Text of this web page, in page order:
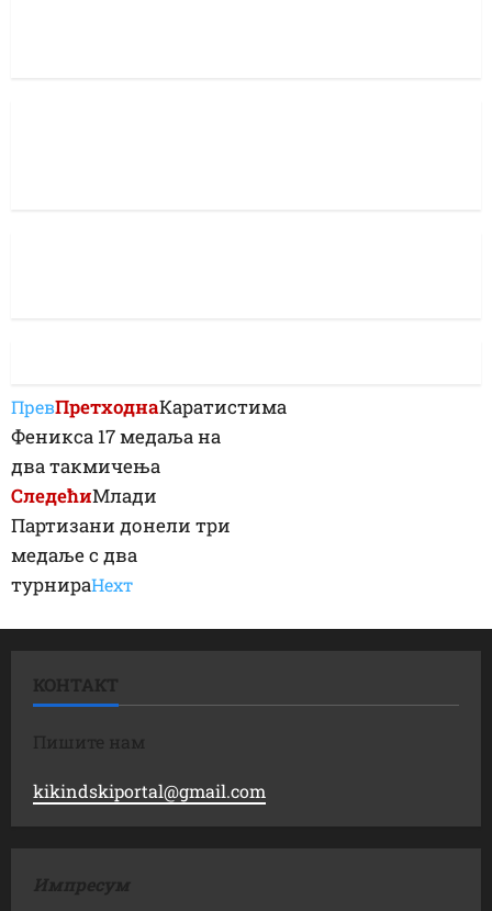
ПревПретходнаКаратистима
Феникса 17 медаља на
два такмичења
СледећиМлади
Партизани донели три
медаље с два
турнираНеxт
КОНТАКТ
Пишите нам
kikindskiportal@gmail.com
Импресум